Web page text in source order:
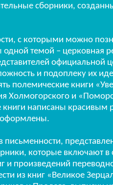
сборники,
с которыми можно
одной темой – церковная
официальной
и подоплеку их
полемические книги
Холмогорского и
книги написаны красивым
оформлены.
письменности,
которые включают в
и произведений
из книг «Великое